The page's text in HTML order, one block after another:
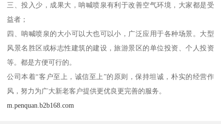
三、投入少，成果大，呐喊喷泉有利于改善空气环境，大家都是受
益者；
四、呐喊喷泉的大小可以大也可以小，广泛应用于各种场景。大型
风景名胜区或标志性建筑的建设，旅游景区的单位投资、个人投资
等。都是方便可行的。
公司本着“客户至上，诚信至上”的原则，保持坦诚，朴实的经营作
风，努力为广大新老客户提供更优良更完善的服务。
m.penquan.b2b168.com